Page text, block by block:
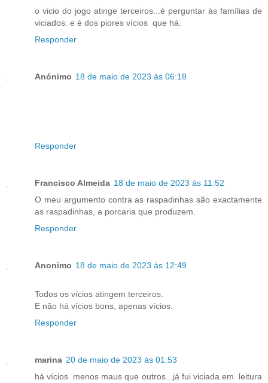
o vicio do jogo atinge terceiros...é perguntar às famílias de
viciados. e é dos piores vícios que há.
Responder
Anónimo 18 de maio de 2023 às 06:18
Responder
Francisco Almeida 18 de maio de 2023 às 11:52
O meu argumento contra as raspadinhas são exactamente
as raspadinhas, a porcaria que produzem.
Responder
Anonimo 18 de maio de 2023 às 12:49
Todos os vícios atingem terceiros.
E não há vícios bons, apenas vícios.
Responder
marina 20 de maio de 2023 às 01:53
há vícios menos maus que outros...já fui viciada em leitura